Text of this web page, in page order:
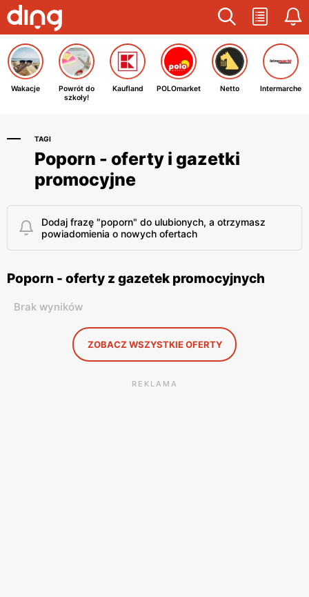
Wakacje
Powrót do
szkoły!
Kaufland POLOmarket Netto Intermarche
TAGI
Poporn - oferty i gazetki
promocyjne
Dodaj frazę "poporn" do ulubionych, a otrzymasz
powiadomienia o nowych ofertach
Poporn - oferty z gazetek promocyjnych
Brak wyników
ZOBACZ WSZYSTKIE OFERTY
REKLAMA